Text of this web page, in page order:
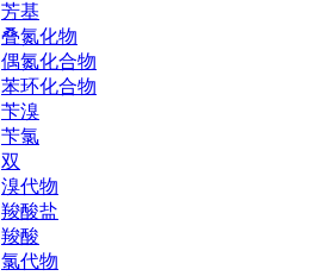
芳基
叠氮化物
偶氮化合物
苯环化合物
苄溴
苄氯
双
溴代物
羧酸盐
羧酸
氯代物